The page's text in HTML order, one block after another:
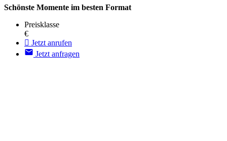
Schönste Momente im besten Format
Preisklasse
€
Jetzt anrufen
Jetzt anfragen